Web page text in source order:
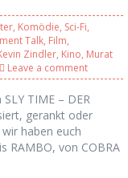
, Komödie, Sci-Fi,
Talk, Film,
Zindler, Kino, Murat
Leave a comment
TIME – DER
gerankt oder
haben euch
RAMBO, von COBRA